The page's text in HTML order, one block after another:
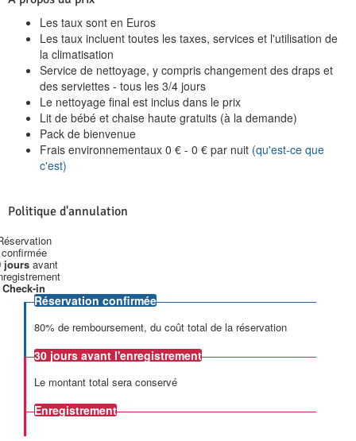
Les taux sont en Euros
Les taux incluent toutes les taxes, services et l'utilisation de
la climatisation
Service de nettoyage, y compris changement des draps et
des serviettes - tous les 3/4 jours
Le nettoyage final est inclus dans le prix
Lit de bébé et chaise haute gratuits (à la demande)
Pack de bienvenue
Frais environnementaux 0 € - 0 € par nuit (qu'est-ce que
c'est)
Politique d'annulation
confirmée
jours avant
Check-in
Réservation confirmée
80% de remboursement, du coût total de la réservation
30 jours avant l'enregistrement
Le montant total sera conservé
Enregistrement